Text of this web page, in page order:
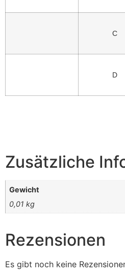
C
D
Zusätzliche
Gewicht
0,01 kg
Rezensionen
Es gibt noch keine